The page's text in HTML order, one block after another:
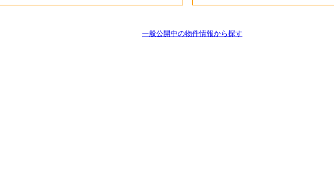
一般公開中の物件情報から探す